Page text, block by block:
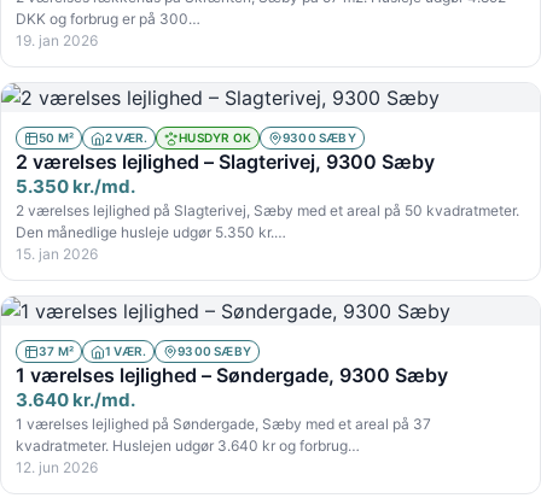
DKK og forbrug er på 300…
19. jan 2026
50 M² 2 VÆR. HUSDYR OK 9300 SÆBY
2 værelses lejlighed – Slagterivej, 9300 Sæby
5.350 kr./md.
2 værelses lejlighed på Slagterivej, Sæby med et areal på 50 kvadratmeter.
Den månedlige husleje udgør 5.350 kr.…
15. jan 2026
37 M² 1 VÆR. 9300 SÆBY
1 værelses lejlighed – Søndergade, 9300 Sæby
3.640 kr./md.
1 værelses lejlighed på Søndergade, Sæby med et areal på 37
kvadratmeter. Huslejen udgør 3.640 kr og forbrug…
12. jun 2026